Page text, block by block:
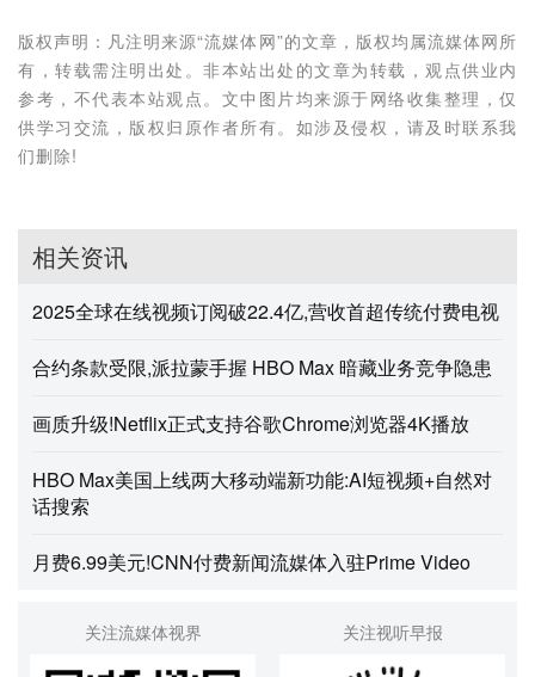
版权声明：凡注明来源“流媒体网”的文章，版权均属流媒体网所
有，转载需注明出处。非本站出处的文章为转载，观点供业内
参考，不代表本站观点。文中图片均来源于网络收集整理，仅
供学习交流，版权归原作者所有。如涉及侵权，请及时联系我
们删除!
相关资讯
2025全球在线视频订阅破22.4亿,营收首超传统付费电视
合约条款受限,派拉蒙手握 HBO Max 暗藏业务竞争隐患
画质升级!Netflix正式支持谷歌Chrome浏览器4K播放
HBO Max美国上线两大移动端新功能:AI短视频+自然对
话搜索
月费6.99美元!CNN付费新闻流媒体入驻Prime Video
关注流媒体视界 关注视听早报